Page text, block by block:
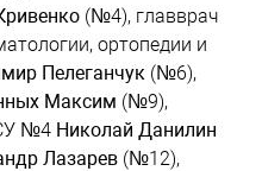
(№4), главврач
ортопедии и
Пелеганчук (№6),
Максим (№9),
№4​ Николай Данилин
Лазарев (№12),